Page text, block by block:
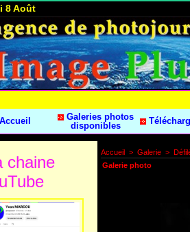
8 Août
Galeries photos
disponibles
chaine
Accueil > Galerie >
Galerie photo